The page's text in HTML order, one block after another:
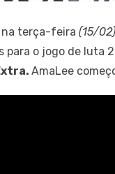
na terça-feira (15/02)
para o jogo de luta
AmaLee